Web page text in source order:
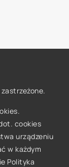
cookies
urządzeniu
w każdym
Polityka